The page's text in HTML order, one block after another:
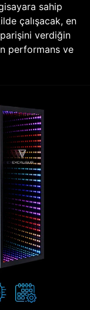
sahip
çalışacak, en
verdiğin
performans ve